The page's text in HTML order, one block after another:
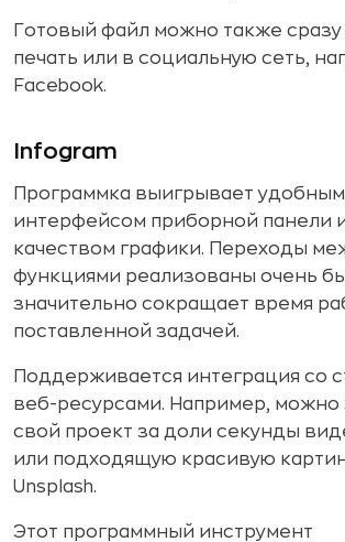
Готовый файл можно также сразу
печать или в социальную сеть,
Facebook.
Infogram
Программка выигрывает удобным
интерфейсом приборной панели
качеством графики. Переходы
функциями реализованы очень
значительно сокращает время
поставленной задачей.
Поддерживается интеграция со
веб-ресурсами. Например, можно
свой проект за доли секунды
или подходящую красивую
Unsplash.
Этот программный инструмент